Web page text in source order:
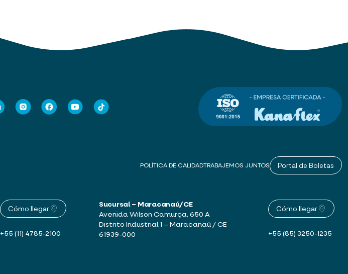
POLÍTICA DE CALIDADTRABAJEMOS JUNTOS Portal de Boletas
Cómo llegar
+55 (11) 4785-2100
Sucursal – Maracanaú/CE
Avenida Wilson Camurça, 650 A
Distrito Industrial 1 – Maracanaú / CE
61939-000
Cómo llegar
+55 (85) 3250-1235